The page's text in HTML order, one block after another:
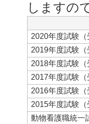
しますの
2020年度試験（
2019年度試験（
2018年度試験（
2017年度試験
2016年度試験
2015年度試験
動物看護職統一